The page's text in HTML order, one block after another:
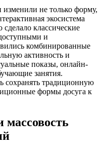
не только форму,
экосистема
сделало классические
и
комбинированные
активность и
показы, онлайн-
занятия.
сохранять традиционную
формы досуга к
массовость